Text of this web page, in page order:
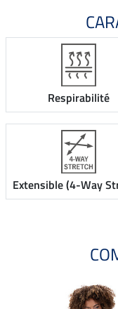
Respirabilité
Extensible (4-Way